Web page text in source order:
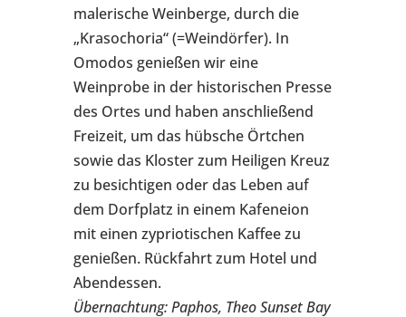
malerische Weinberge, durch die
„Krasochoria“ (=Weindörfer). In
Omodos genießen wir eine
Weinprobe in der historischen Presse
des Ortes und haben anschließend
Freizeit, um das hübsche Örtchen
sowie das Kloster zum Heiligen Kreuz
zu besichtigen oder das Leben auf
dem Dorfplatz in einem Kafeneion
mit einen zypriotischen Kaffee zu
genießen. Rückfahrt zum Hotel und
Abendessen.
Übernachtung: Paphos, Theo Sunset Bay